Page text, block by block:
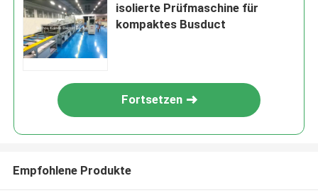
isolierte Prüfmaschine für
kompaktes Busduct
Fortsetzen
Empfohlene Produkte